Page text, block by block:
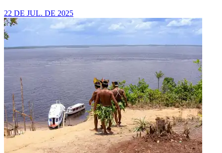
22 DE JUL. DE 2025